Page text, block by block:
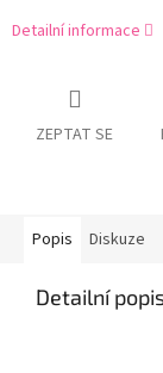
Detailní informace
ZEPTAT SE
Popis Diskuze
Detailní